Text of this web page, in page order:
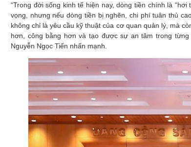
“Trong đời sống kinh tế hiện nay, dòng tiền chính là
vọng, nhưng nếu dòng tiền bị nghẽn, chi phí tuân thủ
không chỉ là yêu cầu kỹ thuật của cơ quan quản lý, mà
hơn, công bằng hơn và tạo được sự an tâm trong
Nguyễn Ngọc Tiến nhấn mạnh.